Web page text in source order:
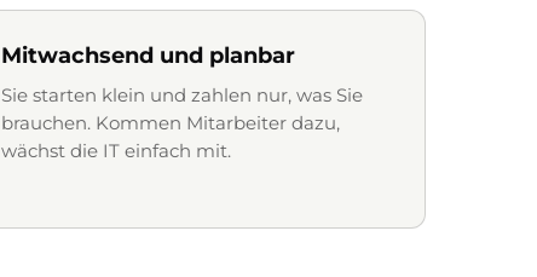
Mitwachsend und planbar
Sie starten klein und zahlen nur, was Sie
brauchen. Kommen Mitarbeiter dazu,
wächst die IT einfach mit.